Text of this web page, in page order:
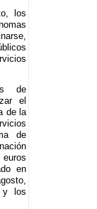
los
de
el
de la
de
en
y los